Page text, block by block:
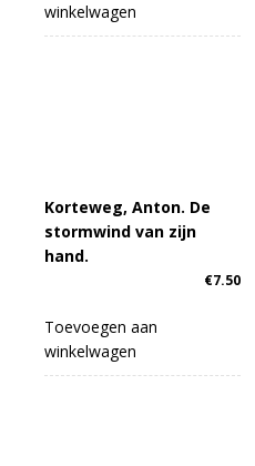
winkelwagen
Korteweg, Anton. De
stormwind van zijn
hand.
€7.50
Toevoegen aan
winkelwagen